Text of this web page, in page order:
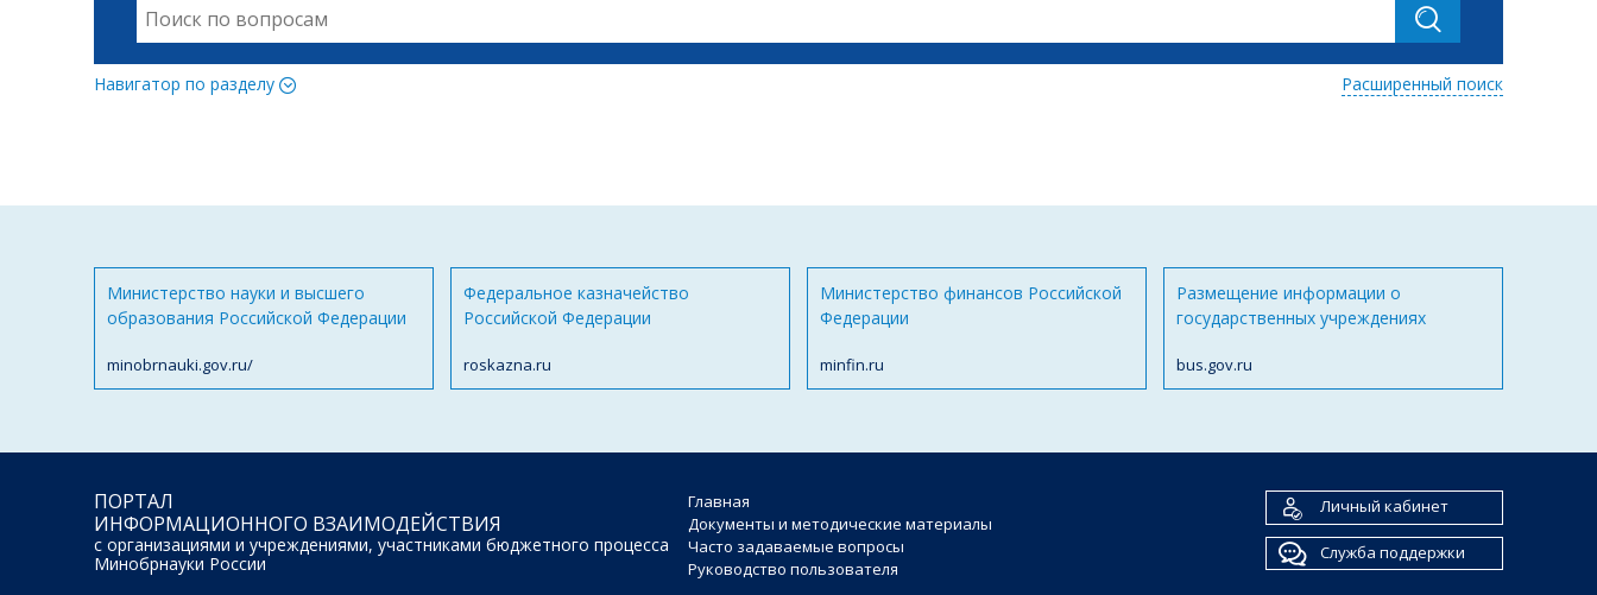
Навигатор по разделу Расширенный поиск
Министерство науки и высшего
образования Российской Федерации
minobrnauki.gov.ru/
Федеральное казначейство
Российской Федерации
roskazna.ru
Министерство финансов Российской
Федерации
minfin.ru
Размещение информации о
государственных учреждениях
bus.gov.ru
ПОРТАЛ
ИНФОРМАЦИОННОГО ВЗАИМОДЕЙСТВИЯ
с организациями и учреждениями, участниками бюджетного процесса
Минобрнауки России
Главная
Документы и методические материалы
Часто задаваемые вопросы
Руководство пользователя
Личный кабинет
Служба поддержки